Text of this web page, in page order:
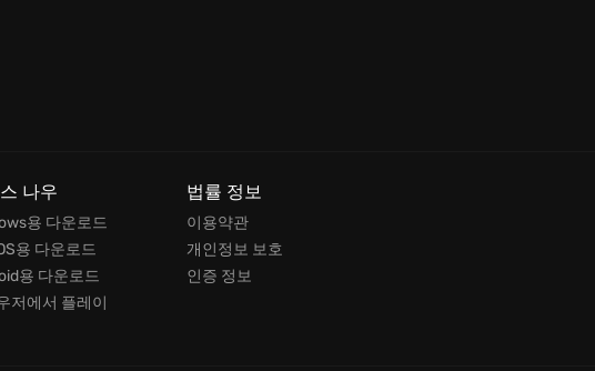
나우
용 다운로드
용 다운로드
용 다운로드
저에서 플레이
법률 정보
이용약관
개인정보 보호
인증 정보